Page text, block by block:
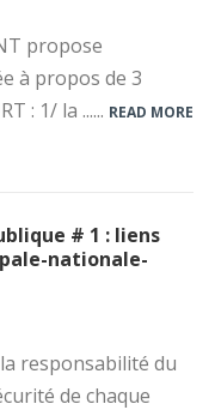
propose
à propos de 3
: 1/ la ...... READ MORE
# 1 : liens
nationale-
responsabilité du
de chaque